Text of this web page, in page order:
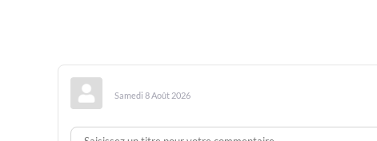
Samedi 8 Août 2026